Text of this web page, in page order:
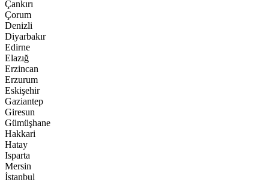
Çankırı
Çorum
Denizli
Diyarbakır
Edirne
Elazığ
Erzincan
Erzurum
Eskişehir
Gaziantep
Giresun
Gümüşhane
Hakkari
Hatay
Isparta
Mersin
İstanbul